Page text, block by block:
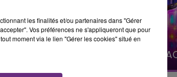
ouvertes.
19h15 - 20h00
LA RADIO
les finalités et/ou partenaires dans "Gérer
Vos préférences ne s'appliqueront que pour
moment via le lien "Gérer les cookies" situé en